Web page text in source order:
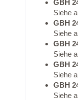
GBH
Siehe
GBH
Siehe
GBH
Siehe
GBH
Siehe
GBH
Siehe